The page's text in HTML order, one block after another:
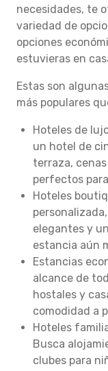
necesidades, te
variedad de
opciones
estuvieras en
Estas son
más populares
Hoteles de
un hotel de
terraza,
perfectos
Hoteles
elegantes y
estancia aún
Estancias
alcance de
hostales y
comodidad a
Hoteles
Busca
clubes para